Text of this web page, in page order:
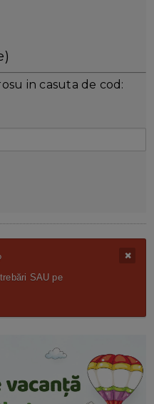
in casuta de cod:
SAU pe